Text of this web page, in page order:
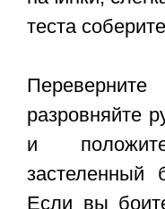
теста
разровняйте
и
застеленный
Если вы